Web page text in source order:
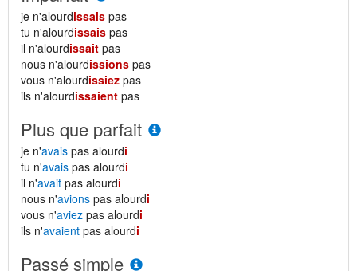
je n'alourdissais pas
tu n'alourdissais pas
il n'alourdissait pas
nous n'alourdissions pas
vous n'alourdissiez pas
ils n'alourdissaient pas
Plus que parfait
je n'avais pas alourdi
tu n'avais pas alourdi
il n'avait pas alourdi
nous n'avions pas alourdi
vous n'aviez pas alourdi
ils n'avaient pas alourdi
Passé simple